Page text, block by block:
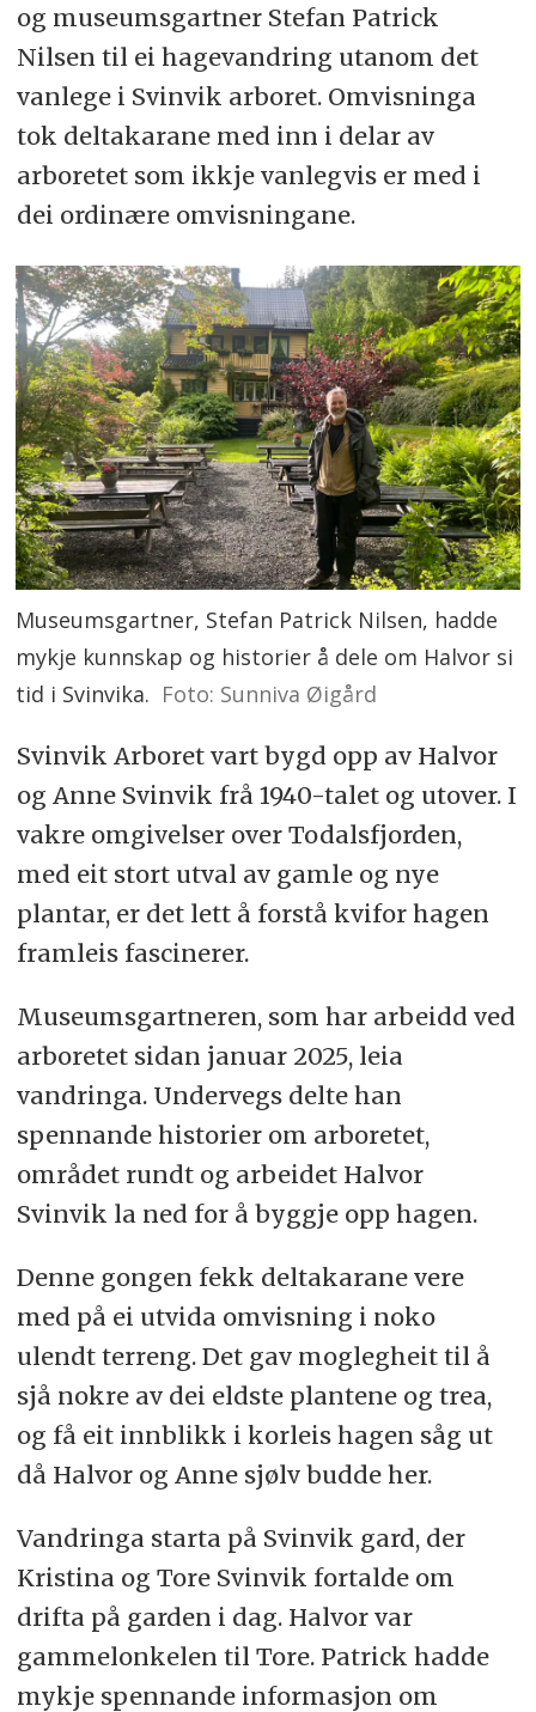
og museumsgartner Stefan Patrick
Nilsen til ei hagevandring utanom det
vanlege i Svinvik arboret. Omvisninga
tok deltakarane med inn i delar av
arboretet som ikkje vanlegvis er med i
dei ordinære omvisningane.
Museumsgartner, Stefan Patrick Nilsen, hadde
mykje kunnskap og historier å dele om Halvor si
tid i Svinvika. Foto: Sunniva Øigård
Svinvik Arboret vart bygd opp av Halvor
og Anne Svinvik frå 1940-talet og utover. I
vakre omgivelser over Todalsfjorden,
med eit stort utval av gamle og nye
plantar, er det lett å forstå kvifor hagen
framleis fascinerer.
Museumsgartneren, som har arbeidd ved
arboretet sidan januar 2025, leia
vandringa. Undervegs delte han
spennande historier om arboretet,
området rundt og arbeidet Halvor
Svinvik la ned for å byggje opp hagen.
Denne gongen fekk deltakarane vere
med på ei utvida omvisning i noko
ulendt terreng. Det gav moglegheit til å
sjå nokre av dei eldste plantene og trea,
og få eit innblikk i korleis hagen såg ut
då Halvor og Anne sjølv budde her.
Vandringa starta på Svinvik gard, der
Kristina og Tore Svinvik fortalde om
drifta på garden i dag. Halvor var
gammelonkelen til Tore. Patrick hadde
mykje spennande informasjon om